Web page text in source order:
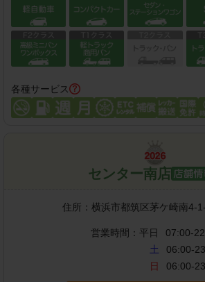
各種サービス
センター南店
住所： 横浜市都筑区茅ケ崎南4-
営業時間： 平日
07:00-
土
06:00-
日
06:00-